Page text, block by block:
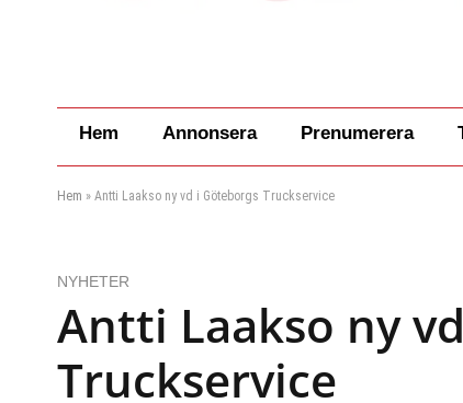
Hem Annonsera Prenumerera
Hem » Antti Laakso ny vd i Göteborgs Truckservice
NYHETER
Antti Laakso ny
Truckservice